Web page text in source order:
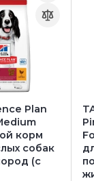
Plan
корм
собак
(с